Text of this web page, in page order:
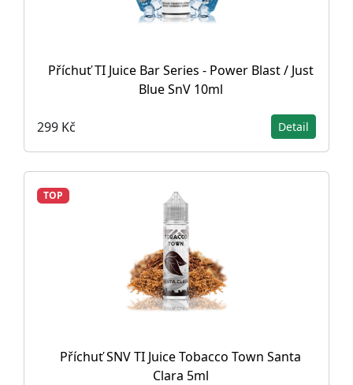
Příchuť TI Juice Bar Series - Power Blast / Just
Blue SnV 10ml
299 Kč Detail
TOP
Příchuť SNV TI Juice Tobacco Town Santa
Clara 5ml